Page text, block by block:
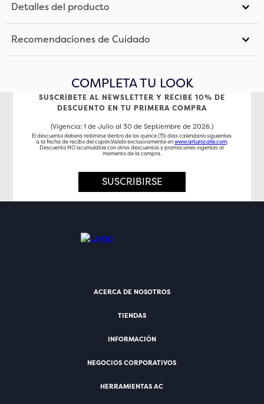
Detalles del producto
Recomendaciones de Cuidado
COMPLETA TU LOOK
SUSCRÍBETE AL NEWSLETTER Y RECIBE 10% DE
DESCUENTO EN TU PRIMERA COMPRA
(Vigencia: 1 de Julio al 30 de Septiembre de 2026.)
El descuento deberá redimirse dentro de los quince (15) días calendario siguientes
a la fecha de recibo del cupón.Válido exclusivamente enwww.arturocalle.com.
Descuento NO acumulable con otros descuentos y promociones vigentes al
momento de la compra.
SUSCRIBIRSE
ACERCA DE NOSOTROS
TIENDAS
INFORMACIÓN
NEGOCIOS CORPORATIVOS
HERRAMIENTAS AC